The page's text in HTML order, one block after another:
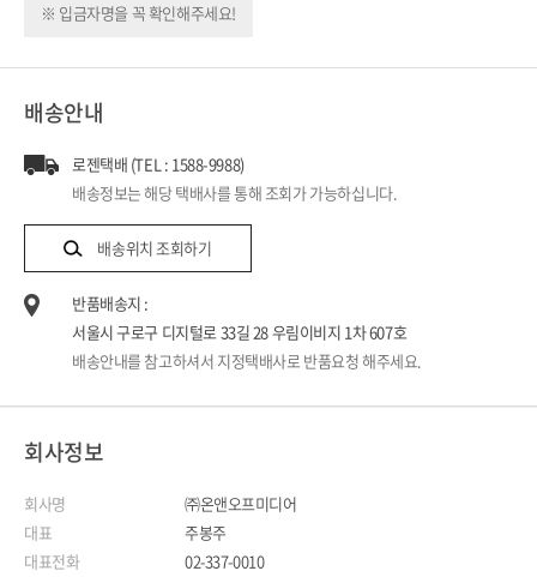
※ 입금자명을 꼭 확인해주세요!
배송안내
로젠택배 (TEL : 1588-9988)
배송정보는 해당 택배사를 통해 조회가 가능하십니다.
배송위치 조회하기
반품배송지 :
서울시 구로구 디지털로 33길 28 우림이비지 1차 607호
배송안내를 참고하셔서 지정택배사로 반품요청 해주세요.
회사정보
회사명
㈜온앤오프미디어
대표
주봉주
대표전화
02-337-0010